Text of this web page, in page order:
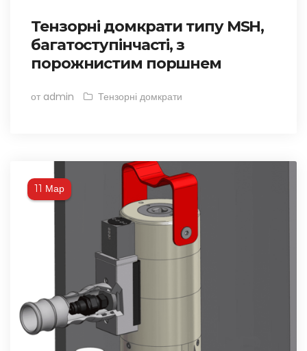
Тензорні домкрати типу MSH,
багатоступінчасті, з
порожнистим поршнем
от admin Тензорні домкрати
11 Мар